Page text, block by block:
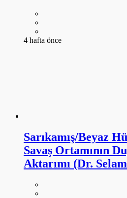
4 hafta önce
4 hafta önce
Metin Savaş’ın
Romanında